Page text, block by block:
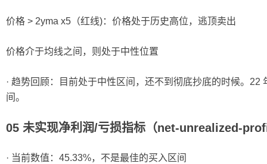
价格 > 2yma x5（红线)：价格处于历史高位，逃顶卖出
价格介于均线之间，则处于中性位置
· 趋势回顾：目前处于中性区间，还不到彻底抄底的时候。22
间。
05 未实现净利润/亏损指标（net-unrealized-
· 当前数值：45.33%，不是最佳的买入区间